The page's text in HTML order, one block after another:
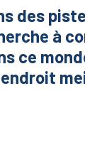
des
à
ce